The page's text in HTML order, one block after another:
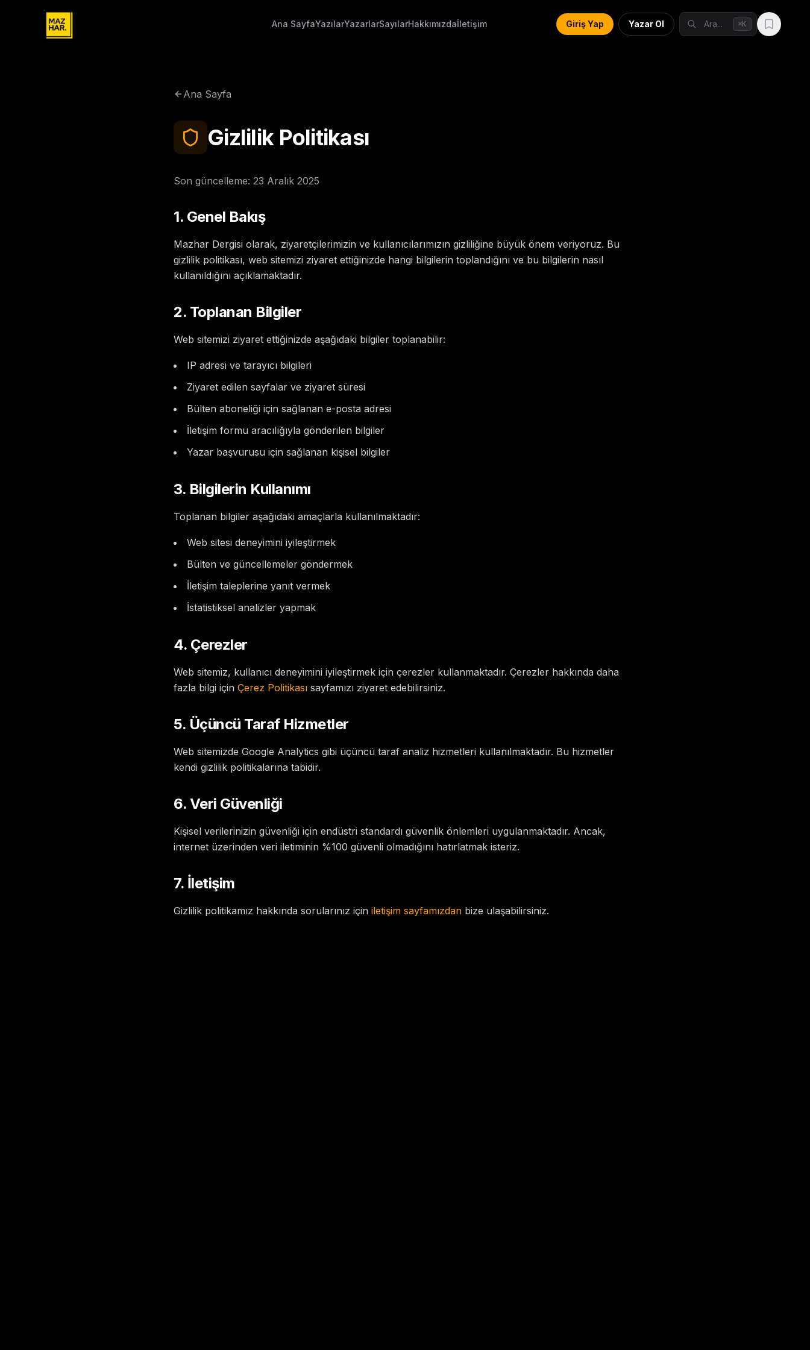
Ana SayfaYazılarYazarlarSayılarHakkımızdaİletişim Giriş Yap Yazar Ol Ara... ⌘K
Ana Sayfa
Gizlilik Politikası
Son güncelleme: 23 Aralık 2025
1. Genel Bakış
Mazhar Dergisi olarak, ziyaretçilerimizin ve kullanıcılarımızın gizliliğine büyük önem veriyoruz. Bu
gizlilik politikası, web sitemizi ziyaret ettiğinizde hangi bilgilerin toplandığını ve bu bilgilerin nasıl
kullanıldığını açıklamaktadır.
2. Toplanan Bilgiler
Web sitemizi ziyaret ettiğinizde aşağıdaki bilgiler toplanabilir:
IP adresi ve tarayıcı bilgileri
Ziyaret edilen sayfalar ve ziyaret süresi
Bülten aboneliği için sağlanan e-posta adresi
İletişim formu aracılığıyla gönderilen bilgiler
Yazar başvurusu için sağlanan kişisel bilgiler
3. Bilgilerin Kullanımı
Toplanan bilgiler aşağıdaki amaçlarla kullanılmaktadır:
Web sitesi deneyimini iyileştirmek
Bülten ve güncellemeler göndermek
İletişim taleplerine yanıt vermek
İstatistiksel analizler yapmak
4. Çerezler
Web sitemiz, kullanıcı deneyimini iyileştirmek için çerezler kullanmaktadır. Çerezler hakkında daha
fazla bilgi için Çerez Politikası sayfamızı ziyaret edebilirsiniz.
5. Üçüncü Taraf Hizmetler
Web sitemizde Google Analytics gibi üçüncü taraf analiz hizmetleri kullanılmaktadır. Bu hizmetler
kendi gizlilik politikalarına tabidir.
6. Veri Güvenliği
Kişisel verilerinizin güvenliği için endüstri standardı güvenlik önlemleri uygulanmaktadır. Ancak,
internet üzerinden veri iletiminin %100 güvenli olmadığını hatırlatmak isteriz.
7. İletişim
Gizlilik politikamız hakkında sorularınız için iletişim sayfamızdan bize ulaşabilirsiniz.